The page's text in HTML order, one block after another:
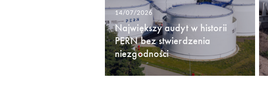
14/07/2026
Największy audyt w historii
PERN bez stwierdzenia
niezgodności